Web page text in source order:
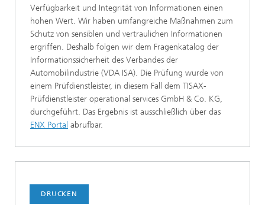
Verfügbarkeit und Integrität von Informationen einen
hohen Wert. Wir haben umfangreiche Maßnahmen zum
Schutz von sensiblen und vertraulichen Informationen
ergriffen. Deshalb folgen wir dem Fragenkatalog der
Informationssicherheit des Verbandes der
Automobilindustrie (VDA ISA). Die Prüfung wurde von
einem Prüfdienstleister, in diesem Fall dem TISAX-
Prüfdienstleister operational services GmbH & Co. KG,
durchgeführt. Das Ergebnis ist ausschließlich über das
ENX Portal abrufbar.
DRUCKEN